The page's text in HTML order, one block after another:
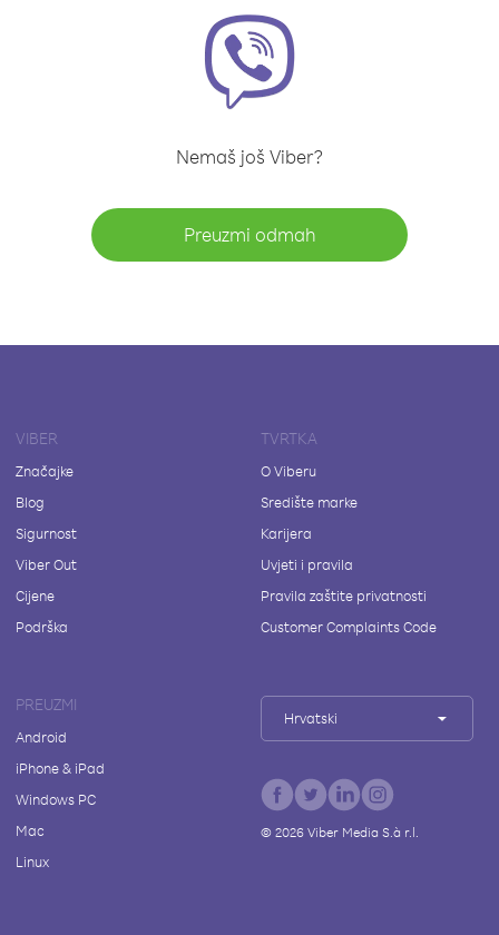
Nemaš još Viber?
Preuzmi odmah
VIBER
Značajke
Blog
Sigurnost
Viber Out
Cijene
Podrška
TVRTKA
O Viberu
Središte marke
Karijera
Uvjeti i pravila
Pravila zaštite privatnosti
Customer Complaints Code
PREUZMI
Android
iPhone & iPad
Windows PC
Mac
Linux
Hrvatski
© 2026Viber Media S.à r.l.